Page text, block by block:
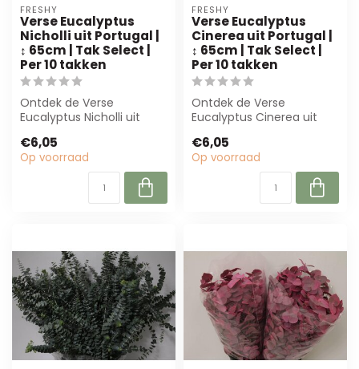
FRESHY
Verse Eucalyptus
Nicholli uit Portugal |
↕ 65cm | Tak Select |
Per 10 takken
Ontdek de Verse
Eucalyptus Nicholli uit
lange takken zijn p...
€6,05
Op voorraad
FRESHY
Verse Eucalyptus
Cinerea uit Portugal |
↕ 65cm | Tak Select |
Per 10 takken
Ontdek de Verse
Eucalyptus Cinerea uit
van 65 cm, perfe...
€6,05
Op voorraad